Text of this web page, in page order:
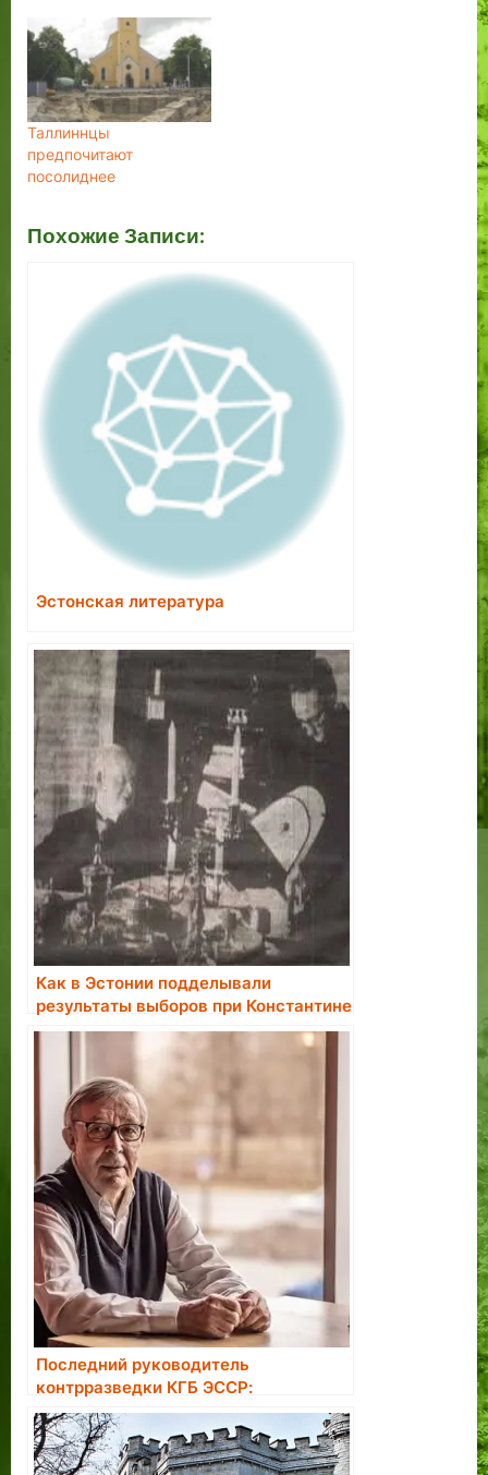
Таллиннцы
предпочитают
посолиднее
Похожие Записи:
Эстонская литература
Как в Эстонии подделывали
результаты выборов при Константине
Пятсе.
Последний руководитель
контрразведки КГБ ЭССР:
большинство завербованных в
агенты считали это большой честью